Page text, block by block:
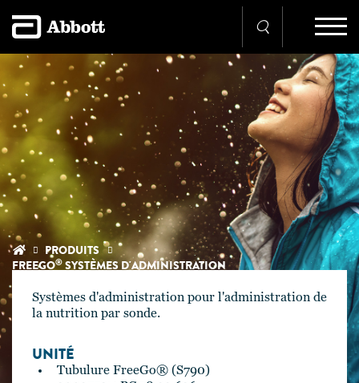
PRODUITS
FREEGO® SYSTÈMES D'ADMINISTRATION
Systèmes d'administration pour l'administration de
la nutrition par sonde.
UNITÉ
Tubulure FreeGo® (S790)